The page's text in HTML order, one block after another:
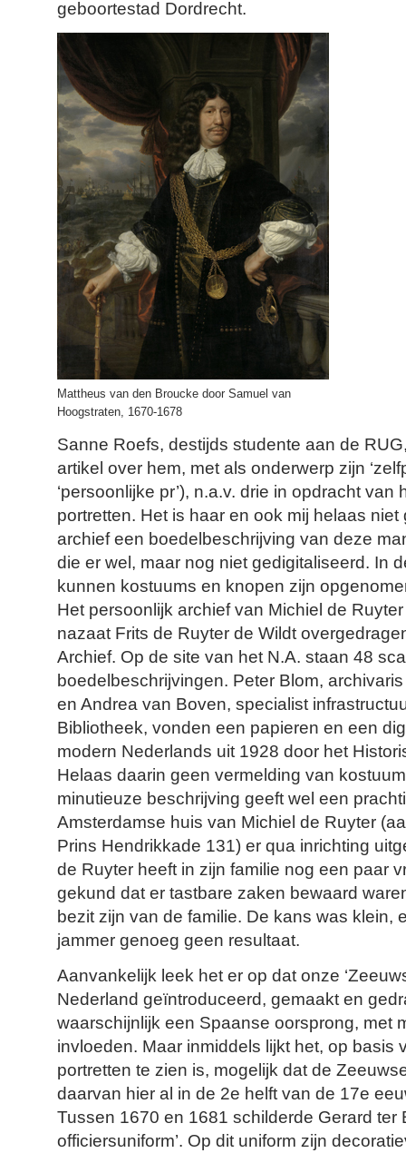
geboortestad Dordrecht.
Mattheus van den Broucke door Samuel van
Hoogstraten, 1670-1678
Sanne Roefs, destijds studente aan de
artikel over hem, met als onderwerp zijn
‘persoonlijke pr’), n.a.v. drie in opdracht
portretten. Het is haar en ook mij helaas
archief een boedelbeschrijving van deze
die er wel, maar nog niet gedigitaliseerd. In
kunnen kostuums en knopen zijn
Het persoonlijk archief van Michiel de
nazaat Frits de Ruyter de Wildt
Archief. Op de site van het N.A. staan 48
boedelbeschrijvingen. Peter Blom,
en Andrea van Boven, specialist
Bibliotheek, vonden een papieren en een
modern Nederlands uit 1928 door het
Helaas daarin geen vermelding van
minutieuze beschrijving geeft wel een
Amsterdamse huis van Michiel de Ruyter
Prins Hendrikkade 131) er qua inrichting
de Ruyter heeft in zijn familie nog een paar
gekund dat er tastbare zaken bewaard
bezit zijn van de familie. De kans was klein,
jammer genoeg geen resultaat.
Aanvankelijk leek het er op dat onze
Nederland geïntroduceerd, gemaakt en
waarschijnlijk een Spaanse oorsprong, met
invloeden. Maar inmiddels lijkt het, op basis
portretten te zien is, mogelijk dat de
daarvan hier al in de 2e helft van de 17e
Tussen 1670 en 1681 schilderde Gerard ter
officiersuniform’. Op dit uniform zijn